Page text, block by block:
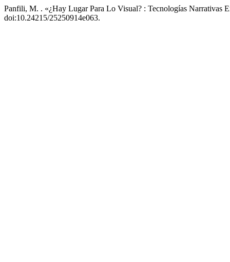
Panfili, M. . «¿Hay Lugar Para Lo Visual? : Tecnologías Narrativas
doi:10.24215/25250914e063.